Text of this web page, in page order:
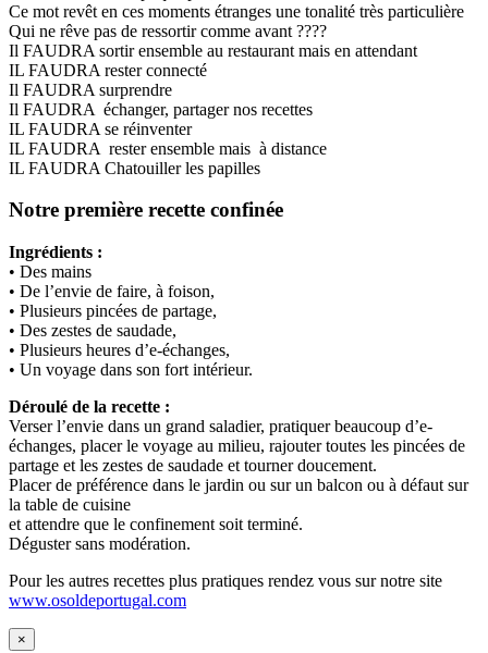
Ce mot revêt en ces moments étranges une tonalité très particulière
Qui ne rêve pas de ressortir comme avant ????
Il FAUDRA sortir ensemble au restaurant mais en attendant
IL FAUDRA rester connecté
Il FAUDRA surprendre
Il FAUDRA échanger, partager nos recettes
IL FAUDRA se réinventer
IL FAUDRA rester ensemble mais à distance
IL FAUDRA Chatouiller les papilles
Notre première recette confinée
Ingrédients :
• Des mains
• De l’envie de faire, à foison,
• Plusieurs pincées de partage,
• Des zestes de saudade,
• Plusieurs heures d’e-échanges,
• Un voyage dans son fort intérieur.
Déroulé de la recette :
Verser l’envie dans un grand saladier, pratiquer beaucoup d’e-
échanges, placer le voyage au milieu, rajouter toutes les pincées de
partage et les zestes de saudade et tourner doucement.
Placer de préférence dans le jardin ou sur un balcon ou à défaut sur
la table de cuisine
et attendre que le confinement soit terminé.
Déguster sans modération.
Pour les autres recettes plus pratiques rendez vous sur notre site
www.osoldeportugal.com
×